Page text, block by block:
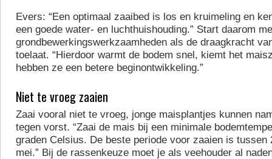
Evers: “Een optimaal zaaibed is los en kruimeling en
een goede water- en luchthuishouding.” Start daarom
grondbewerkingswerkzaamheden als de draagkracht
toelaat. “Hierdoor warmt de bodem snel, kiemt het
hebben ze een betere beginontwikkeling.”
Niet te vroeg zaaien
Zaai vooral niet te vroeg, jonge maisplantjes kunnen
tegen vorst. “Zaai de mais bij een minimale
graden Celsius. De beste periode voor zaaien is tussen
mei.” Bij de rassenkeuze moet je als veehouder al